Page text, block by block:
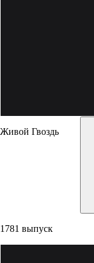
Живой Гвоздь
1781 выпуск